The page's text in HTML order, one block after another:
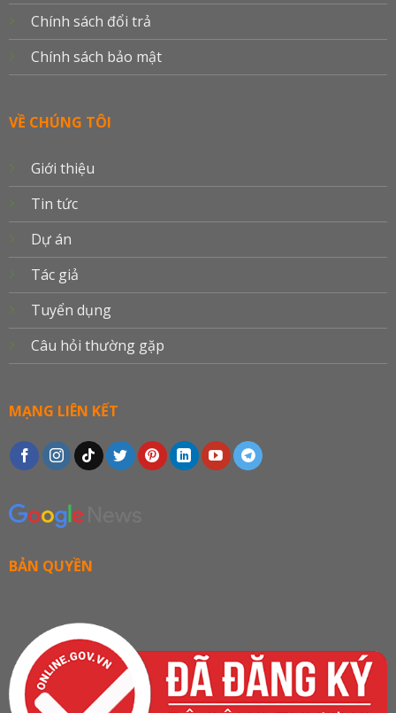
Chính sách đổi trả
Chính sách bảo mật
VỀ CHÚNG TÔI
Giới thiệu
Tin tức
Dự án
Tác giả
Tuyển dụng
Câu hỏi thường gặp
MẠNG LIÊN KẾT
BẢN QUYỀN